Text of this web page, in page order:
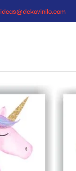
ideas@dekovinilo.com